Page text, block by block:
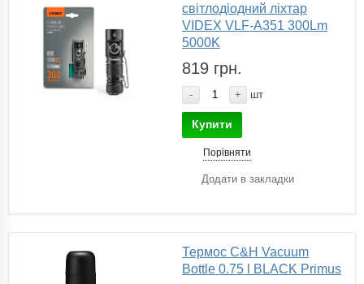
світлодіодний ліхтар
VIDEX VLF-A351 300Lm
5000K
819 грн.
- + шт
Купити
Порівняти
Додати в закладки
Термос C&H Vacuum
Bottle 0.75 l BLACK Primus